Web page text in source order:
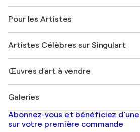
Offrir une carte cadeau
Rejoignez notre programme
Mon compte
+33 1 76 44 06 42
FAQ
Magazine Singulart
Emplois
Découvrez une sélection d'art
Pour les Artistes
Se connecter en tant qu'Artiste
Artistes Célèbres sur Singulart
Marc Chagall
Banksy
Mr. Brainwash
Shepard Fairey
Œuvres d'art à vendre
Tableaux abstraits à vendre
Peintures de paysage
Estampes
Galeries
Galeries d'art en France
Galeries d'art en Belgique
Abonnez-vous et bénéficiez
sur votre première commande